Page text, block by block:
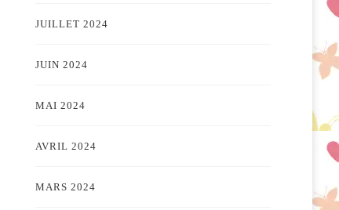
JUILLET 2024
JUIN 2024
MAI 2024
AVRIL 2024
MARS 2024